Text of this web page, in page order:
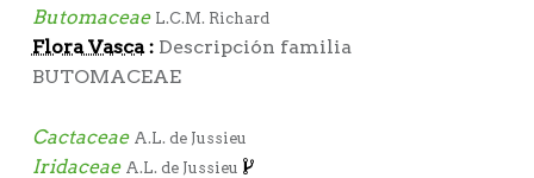
Butomaceae L.C.M. Richard
Flora Vasca:Descripción familia
BUTOMACEAE
Cactaceae A.L. de Jussieu
Iridaceae A.L. de Jussieu